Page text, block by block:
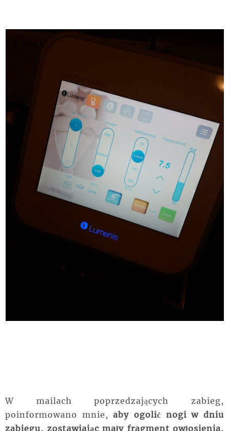
W mailach poprzedzających zabieg,
poinformowano mnie,aby ogolić nogi w dniu
zabiegu, zostawiając mały fragment owłosienia,